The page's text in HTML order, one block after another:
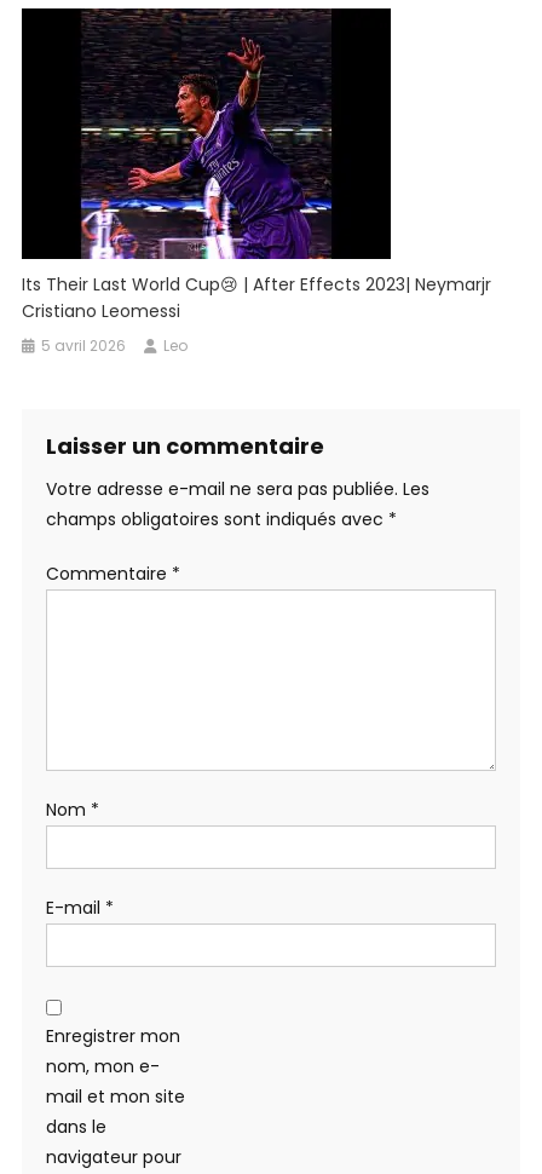
Its Their Last World Cup😢 | After Effects 2023| Neymarjr
Cristiano Leomessi
5 avril 2026 Leo
Laisser un commentaire
Votre adresse e-mail ne sera pas publiée. Les
champs obligatoires sont indiqués avec *
Commentaire *
Nom *
E-mail *
Enregistrer mon
nom, mon e-
mail et mon site
dans le
navigateur pour